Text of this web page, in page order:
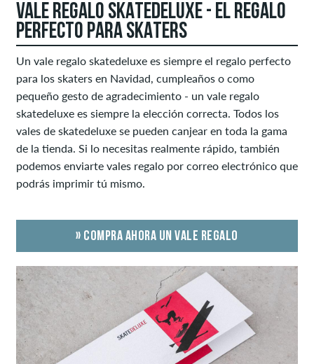
VALE REGALO SKATEDELUXE - EL REGALO
PERFECTO PARA SKATERS
Un vale regalo skatedeluxe es siempre el regalo perfecto
para los skaters en Navidad, cumpleaños o como
pequeño gesto de agradecimiento - un vale regalo
skatedeluxe es siempre la elección correcta. Todos los
vales de skatedeluxe se pueden canjear en toda la gama
de la tienda. Si lo necesitas realmente rápido, también
podemos enviarte vales regalo por correo electrónico que
podrás imprimir tú mismo.
» COMPRA AHORA UN VALE REGALO